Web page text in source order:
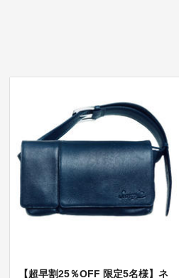
【超早割25％OFF 限定5名様】ネ